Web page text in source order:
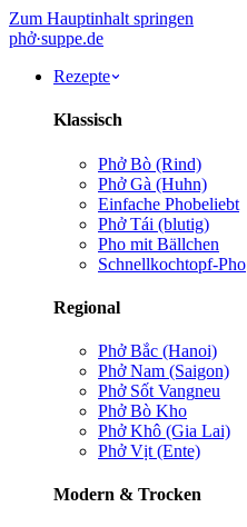
Zum Hauptinhalt springen
phở·suppe.de
Rezepte
Klassisch
Phở Bò (Rind)
Phở Gà (Huhn)
Einfache Phobeliebt
Phở Tái (blutig)
Pho mit Bällchen
Schnellkochtopf-Pho
Regional
Phở Bắc (Hanoi)
Phở Nam (Saigon)
Phở Sốt Vangneu
Phở Bò Kho
Phở Khô (Gia Lai)
Phở Vịt (Ente)
Modern & Trocken